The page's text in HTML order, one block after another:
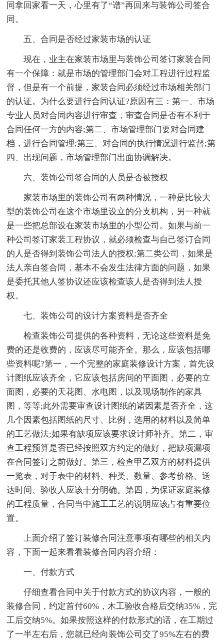
同拿回家看一天，心里有了“谱”再回来与装饰公司签合
同。
五、合同是否经过家装市场的认证
现在，业主在家装市场里与装饰公司签订家装合同
有一个保障：就是市场的管理部门会对工程进行过程监
督，但是有一个前提，家装合同必须经过市场相关部门
的认证。为什么要进行合同认证?原因有三：第一、市场
专业人员对合同内容进行审查，审查合同是否有不利于
合同任何一方的内容;第二、市场管理部门要对合同建
档，进行合同管理;第三、对合同的执行情况进行监督;第
四、出现问题，市场管理部门出面协调解决。
六、装饰公司签合同的人员是否被授权
家装市场里的装饰公司有两种情况，一种是比较大
型的装饰公司在这个市场里设立的分支机构，另一种就
是一些把总部设在家装市场里的小型公司。如果与前一
种公司签订家装工程协议，就必须检查与自己签订合同
的人是否得到装饰公司法人的授权;第二类公司，如果是
法人亲自签合同，基本不会发生法律方面的问题，如果
是委托其他人签协议还应该检查该人是否得到法人授
权。
七、装饰公司的设计方案资料是否齐全
检查装饰公司提供的各种资料，无论这些资料是免
费的还是收费的，应该尽可能齐全。那么，应该包括哪
些资料呢?第一，一个完整的家庭装修设计方案，首先设
计图纸应该齐全，它应该包括房间的平面图，必要的立
面图，必要的天花图、水电图，以及现场制作的家具
图，等等;此外需要审查设计图纸的诸因素是否齐全，这
几个因素包括图纸的尺寸、比例，选用的材料以及简单
的工艺做法;如果有缺项应该要求设计师补齐。第二，审
查工程预算是否已经按照双方约定的做好，把缺项漏项
在合同签订之前做好。第三，检查甲乙双方的材料提供
一览表，对于表中的材料、种类、数量、参考价格、送
达时间、验收人应该十分明确。第四，为保证家庭装修
的工程质量，合同当中施工工艺的说明应该占有重要位
置。
上面介绍了签订装修合同注意事项有哪些的相关内
容，下面一起来看看装修合同内容介绍：
一、付款方式
仔细查看合同中关于付款方式的协议内容，一般的
装修合同，约定首付60%，木工验收合格后交纳35%，完
工后交纳5%。如果按照这样的付款形式的话，在工期过
了一半左右后，您就已经向装饰公司交了95%左右的费